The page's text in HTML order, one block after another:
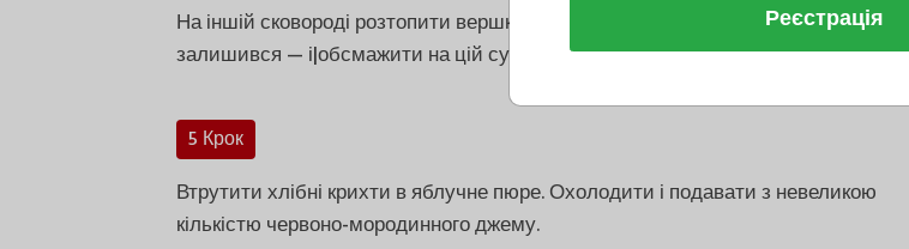
На іншій сковороді розтопити вершкове масло, що залишилося, з|із| цукром, що
залишився — і|обсмажити на цій суміші хлібні крихти до золотистого кольору.
5 Крок
Втрутити хлібні крихти в яблучне пюре. Охолодити і подавати з невеликою
кількістю червоно-мородинного джему.
Реєстрація